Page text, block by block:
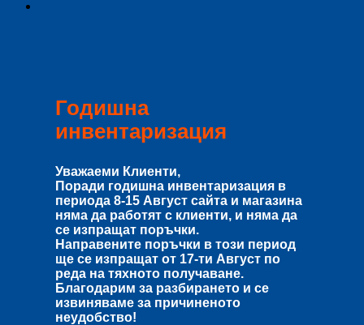
Годишна
инвентаризация
Уважаеми Клиенти,
Поради годишна инвентаризация в
периода 8-15 Август сайта и магазина
няма да работят с клиенти, и няма да
се изпращат поръчки.
Направените поръчки в този период
ще се изпращат от 17-ти Август по
реда на тяхното получаване.
Благодарим за разбирането и се
извиняваме за причиненото
неудобство!